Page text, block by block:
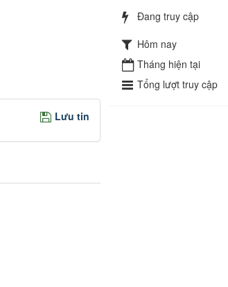
Lưu tin
Đang truy cập
Hôm nay
Tháng hiện tại
Tổng lượt truy cập